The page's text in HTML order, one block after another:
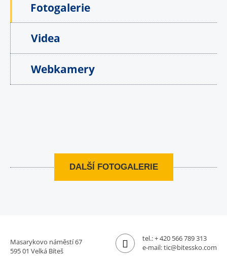
Fotogalerie
Videa
Webkamery
DALŠÍ FOTOGALERIE
Masarykovo náměstí 67
595 01 Velká Bíteš
tel.:+ 420 566 789 313
e-mail:tic@bitessko.com